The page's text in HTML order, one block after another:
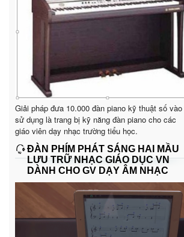
Giải pháp đưa 10.000 đàn piano kỹ thuật số vào
sử dụng là trang bị kỹ năng đàn piano cho các
giáo viên dạy nhạc trường tiểu học.
ĐÀN PHÍM PHÁT SÁNG HAI MẦU
LƯU TRỮ NHẠC GIÁO DỤC VN
DÀNH CHO GV DẠY ÂM NHẠC